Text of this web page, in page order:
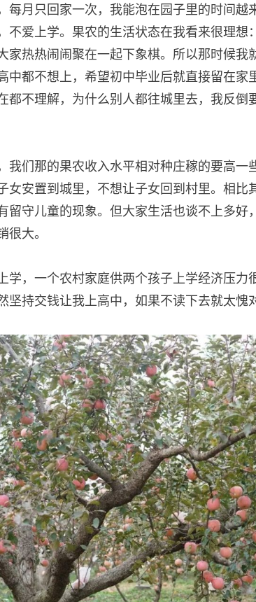
每月只回家一次，我能泡在园子里的时间越
不爱上学。果农的生活状态在我看来很理想
家热热闹闹聚在一起下象棋。所以那时候我
中都不想上，希望初中毕业后就直接留在家
都不理解，为什么别人都往城里去，我反倒
我们那的果农收入水平相对种庄稼的要高一
女安置到城里，不想让子女回到村里。相比
留守儿童的现象。但大家生活也谈不上多好
很大。
学，一个农村家庭供两个孩子上学经济压力
坚持交钱让我上高中，如果不读下去就太愧